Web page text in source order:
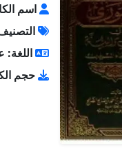
اسم
اللغة:
حجم الكتاب: